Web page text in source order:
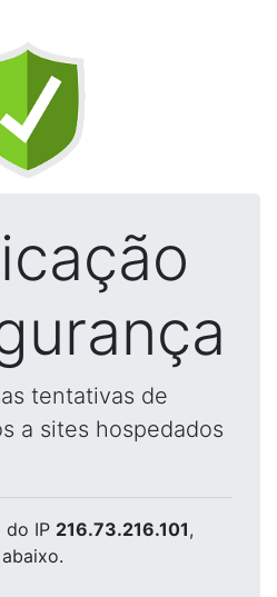
tentativas de
a sites hospedados
do IP 216.73.216.101,